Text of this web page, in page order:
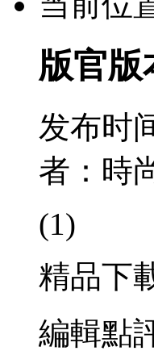
版官版
发布时
者：時
(1)
精品下
編輯點